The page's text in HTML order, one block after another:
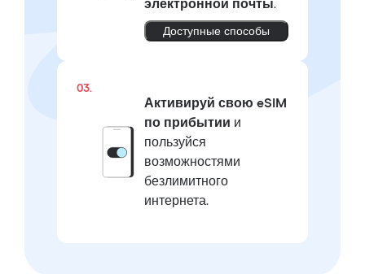
электронной почты.
Доступные способы
03.
Активируй свою eSIM
по прибытии и
пользуйся
возможностями
безлимитного
интернета.